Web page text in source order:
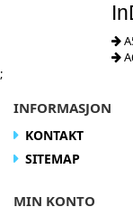
;
INFORMASJON
KONTAKT
SITEMAP
MIN KONTO